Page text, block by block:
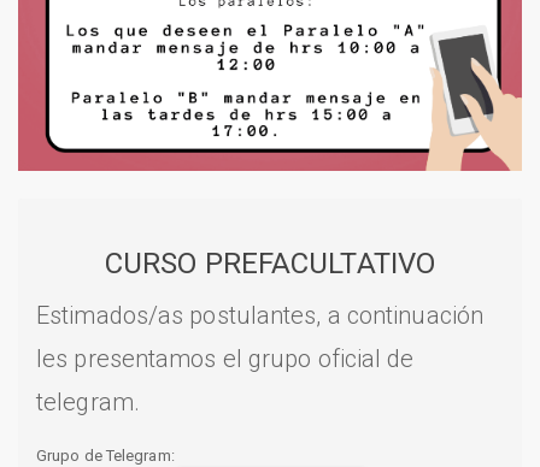
CURSO PREFACULTATIVO
Estimados/as postulantes, a continuación
les presentamos el grupo oficial de
telegram.
Grupo de Telegram: